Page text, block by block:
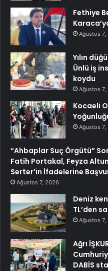
Fethiye
Ağustos 7,
Yılın
Ünlü iş
koydu
Ağustos 7,
Kocaeli
Ağustos 7,
“Ahbaplar Suç Örgütü”
Fatih Portakal, Feyza
Serter’in İfadelerine
Ağustos 7, 2026
Deniz
TL’den
Ağustos 7,
Ağrı
DABİS